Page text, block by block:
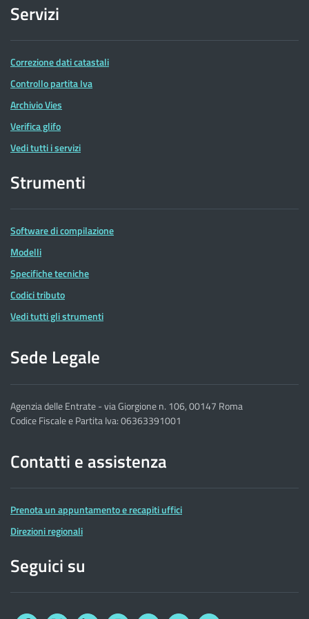
Servizi
Correzione dati catastali
Controllo partita Iva
Archivio Vies
Verifica glifo
Vedi tutti i servizi
Strumenti
Software di compilazione
Modelli
Specifiche tecniche
Codici tributo
Vedi tutti gli strumenti
Sede Legale
Agenzia delle Entrate - via Giorgione n. 106, 00147 Roma
Codice Fiscale e Partita Iva: 06363391001
Contatti e assistenza
Prenota un appuntamento e recapiti uffici
Direzioni regionali
Seguici su